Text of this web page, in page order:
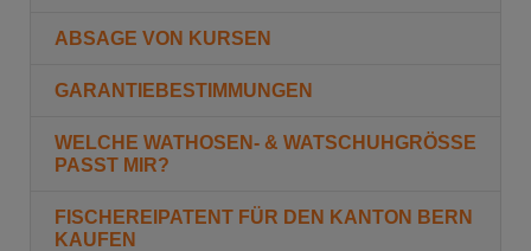
ABSAGE VON KURSEN
GARANTIEBESTIMMUNGEN
WELCHE WATHOSEN- & WATSCHUHGRÖSSE
PASST MIR?
FISCHEREIPATENT FÜR DEN KANTON BERN
KAUFEN